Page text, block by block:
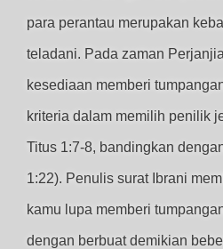
para perantau merupakan
teladani. Pada zaman
kesediaan memberi
kriteria dalam memilih penilik
Titus 1:7-8, bandingkan
1:22). Penulis surat Ibrani
kamu lupa memberi
dengan berbuat demikian